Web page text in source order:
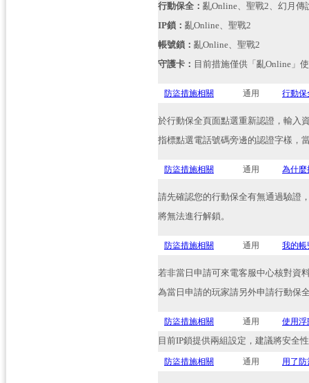
行動保全： 亂Online、聖戰2、幻月傳
IP鎖： 亂Online、聖戰2
帳號鎖： 亂Online、聖戰2
守護卡： 目前措施僅供「亂Online」
防盜措施相關 通用 行動保
於行動保全頁面點選重新認證，輸入
指標點選電話號碼旁邊的認證字樣，
防盜措施相關 通用 為什麼
請先確認您的行動保全有無通過驗證
將無法進行解鎖。
防盜措施相關 通用 我的帳
若非當日申請可來電客服中心核對資
為當日申請的玩家請另外申請行動保
防盜措施相關 通用 使用浮
目前IP鎖提供兩組設定，建議將安全
防盜措施相關 通用 用了